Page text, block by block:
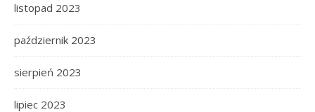
listopad 2023
październik 2023
sierpień 2023
lipiec 2023